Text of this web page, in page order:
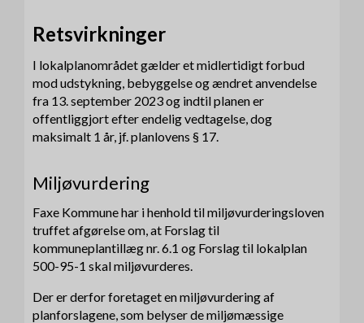
Retsvirkninger
I lokalplanområdet gælder et midlertidigt forbud
mod udstykning, bebyggelse og ændret anvendelse
fra 13. september 2023 og indtil planen er
offentliggjort efter endelig vedtagelse, dog
maksimalt 1 år, jf. planlovens § 17.
Miljøvurdering
Faxe Kommune har i henhold til miljøvurderingsloven
truffet afgørelse om, at Forslag til
kommuneplantillæg nr. 6.1 og Forslag til lokalplan
500-95-1 skal miljøvurderes.
Der er derfor foretaget en miljøvurdering af
planforslagene, som belyser de miljømæssige